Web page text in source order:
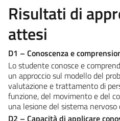
Risultati di
attesi
D1 – Conoscenza e
Lo studente conosce e
un approccio sul modello del
valutazione e trattamento di
funzione, del movimento e del
una lesione del sistema
D2 – Capacità di applicare